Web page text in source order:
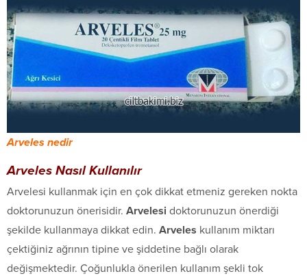
Arveles nedir
Arveles Nasıl Kullanılır
Arvelesi kullanmak için en çok dikkat etmeniz gereken nokta
doktorunuzun önerisidir. Arvelesi doktorunuzun önerdiği
şekilde kullanmaya dikkat edin. Arveles kullanım miktarı
çektiğiniz ağrının tipine ve şiddetine bağlı olarak
değişmektedir. Çoğunlukla önerilen kullanım şekli tok